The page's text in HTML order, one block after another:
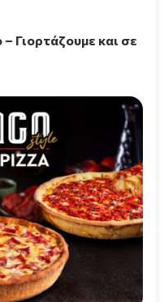
Γιορτάζουμε και σε